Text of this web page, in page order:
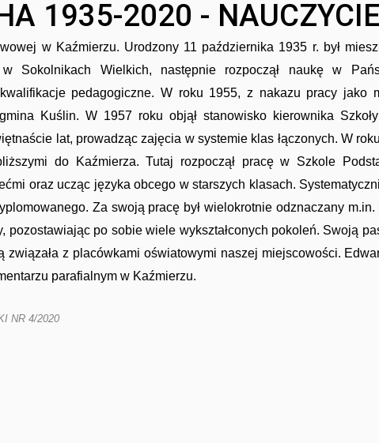
1935-2020 -
w Kaźmierzu. Urodzony 11 października 1935 r. był
w Sokolnikach Wielkich, następnie rozpoczął naukę w
pedagogiczne. W roku 1955, z nakazu pracy jako
Kuślin. W 1957 roku objął stanowisko kierownika
lat, prowadząc zajęcia w systemie klas łączonych. W
do Kaźmierza. Tutaj rozpoczął pracę w Szkole
oraz ucząc języka obcego w starszych klasach.
Za swoją pracę był wielokrotnie odznaczany m.in.
pozostawiając po sobie wiele wykształconych pokoleń. Swoją
związała z placówkami oświatowymi naszej miejscowości.
parafialnym w Kaźmierzu.
NR 4/2020